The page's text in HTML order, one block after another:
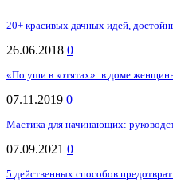
20+ красивых дачных идей,
26.06.2018 0
«По уши в котятах»: в доме
07.11.2019 0
Мастика для начинающих:
07.09.2021 0
5 действенных способов